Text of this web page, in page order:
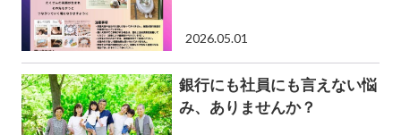
2026.05.01
銀行にも社員にも言えない悩
み、ありませんか？